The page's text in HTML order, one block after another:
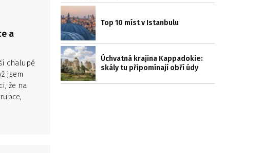
a
chalupě
jsem
že na
a dá
Top 10 míst v Istanbulu
Úchvatná krajina Kappadokie:
skály tu připomínají obří údy